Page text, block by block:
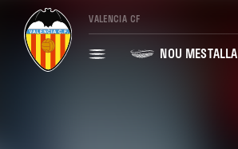
VALENCIA CF
NOU MESTALLA